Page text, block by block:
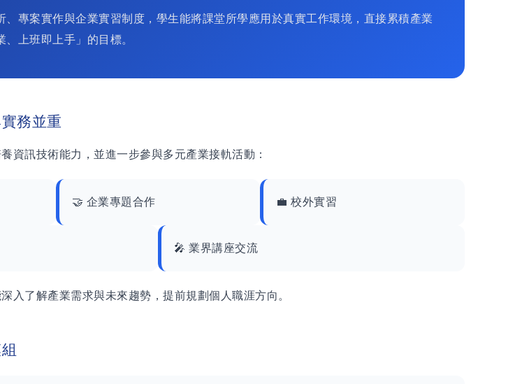
、專案實作與企業實習制度，學生能將課堂所學應用於真實工作環境，直接累積產業
上班即上手」的目標。
務並重
資訊技術能力，並進一步參與多元產業接軌活動：
🤝 企業專題合作 💼 校外實習
🎤 業界講座交流
入了解產業需求與未來趨勢，提前規劃個人職涯方向。